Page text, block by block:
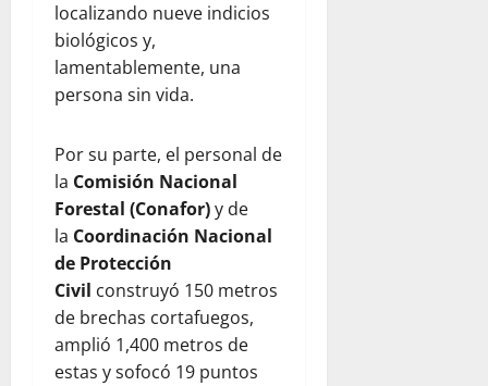
localizando nueve indicios
biológicos y,
lamentablemente, una
persona sin vida.
Por su parte, el personal de
la Comisión Nacional
Forestal (Conafor)y de
la Coordinación Nacional
de Protección
Civil construyó 150 metros
de brechas cortafuegos,
amplió 1,400 metros de
estas y sofocó 19 puntos